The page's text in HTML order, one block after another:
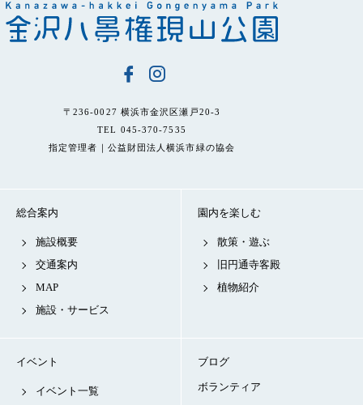
〒236-0027 横浜市金沢区瀬戸20-3
TEL 045-370-7535
指定管理者｜公益財団法人横浜市緑の協会
総合案内
施設概要
交通案内
MAP
施設・サービス
園内を楽しむ
散策・遊ぶ
旧円通寺客殿
植物紹介
イベント
イベント一覧
ブログ
ボランティア